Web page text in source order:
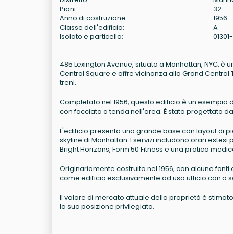
Piani:
32
Anno di costruzione:
1956
Classe dell'edificio:
A
Isolato e particella:
485 Lexington Avenue, situato a Manhattan, NYC,
Central Square e offre vicinanza alla Grand
treni.
Completato nel 1956, questo edificio è un
con facciata a tenda nell'area. È stato progettato
L'edificio presenta una grande base con layout di
skyline di Manhattan. I servizi includono orari
Bright Horizons, Form 50 Fitness e una pratica
Originariamente costruito nel 1956, con alcune fonti
come edificio esclusivamente ad uso ufficio con o
Il valore di mercato attuale della proprietà è
la sua posizione privilegiata.